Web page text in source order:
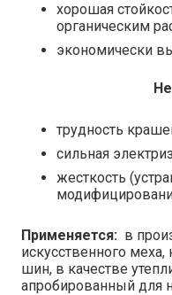
хорошая
органическим
экономически
трудность
сильная
жесткость
Применяется: в
искусственного
шин, в качестве
апробированный для